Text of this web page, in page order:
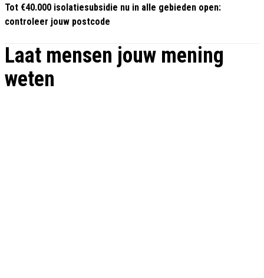
Tot €40.000 isolatiesubsidie nu in alle gebieden open:
controleer jouw postcode
Laat mensen jouw mening
weten